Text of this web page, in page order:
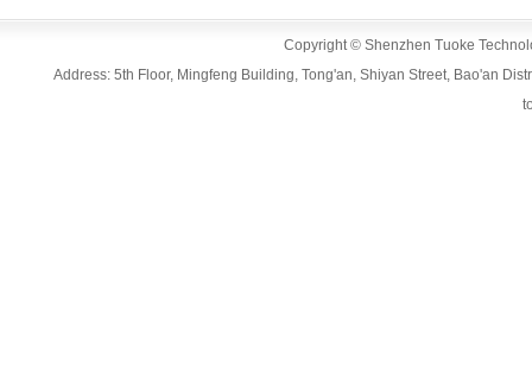
Copyright © Shenzhen Tuoke
Address: 5th Floor, Mingfeng Building, Tong'an, Shiyan Street, Bao'an